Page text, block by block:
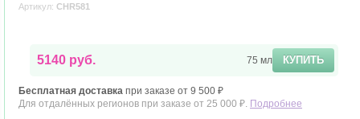
Артикул: CHR581
5140 руб. 75 мл КУПИТЬ
Бесплатная доставка при заказе от 9 500 ₽
Для отдалённых регионов при заказе от 25 000 ₽. Подробнее